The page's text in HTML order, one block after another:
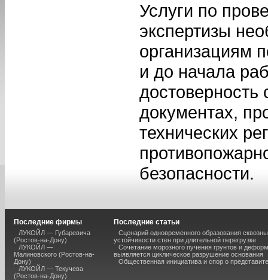
Услуги по
экспертизы
организациям
и до начала
достоверность
документах,
технических
безопасности.
Последние фирмы
ЛУКОЙЛ — Губаревича
(Ростов-на-Дону)
ЛУКОЙЛ —
Малиновского (Ростов-на-
Дону)
ЛУКОЙЛ — Текучева
(Ростов-на-Дону)
Последние статьи
Сценарий одновременного образования
устойчивости стен при длительной перегрузке
Сочетание морозного пучения грунтов и
выявляется циклическое разрушение основания
Общественная инициатива и спор о